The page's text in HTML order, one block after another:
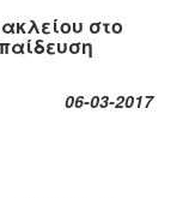
στο
06-03-2017